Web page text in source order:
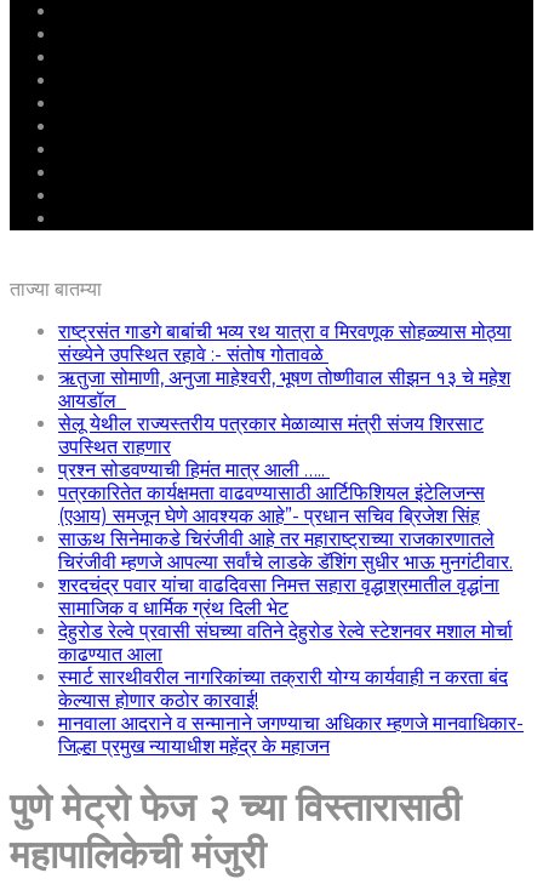
ताज्या बातम्या
राष्ट्रसंत गाडगे बाबांची भव्य रथ यात्रा व मिरवणूक सोहळ्यास मोठ्या
संख्येने उपस्थित रहावे :- संतोष गोतावळे
ऋतुजा सोमाणी, अनुजा माहेश्वरी, भूषण तोष्णीवाल सीझन १३ चे महेश
आयडॉल
सेलू येथील राज्यस्तरीय पत्रकार मेळाव्यास मंत्री संजय शिरसाट
उपस्थित राहणार
प्रश्न सोडवण्याची हिमंत मात्र आली …..
पत्रकारितेत कार्यक्षमता वाढवण्यासाठी आर्टिफिशियल इंटेलिजन्स
(एआय) समजून घेणे आवश्यक आहे”- प्रधान सचिव ब्रिजेश सिंह
साऊथ सिनेमाकडे चिरंजीवी आहे तर महाराष्ट्राच्या राजकारणातले
चिरंजीवी म्हणजे आपल्या सर्वांचे लाडके डॅशिंग सुधीर भाऊ मुनगंटीवार.
शरदचंद्र पवार यांचा वाढदिवसा निमत्त सहारा वृद्धाश्रमातील वृद्धांना
सामाजिक व धार्मिक ग्रंथ दिली भेट
देहुरोड रेल्वे प्रवासी संघच्या वतिने देहुरोड रेल्वे स्टेशनवर मशाल मोर्चा
काढण्यात आला
स्मार्ट सारथीवरील नागरिकांच्या तक्रारी योग्य कार्यवाही न करता बंद
केल्यास होणार कठोर कारवाई!
मानवाला आदराने व सन्मानाने जगण्याचा अधिकार म्हणजे मानवाधिकार-
जिल्हा प्रमुख न्यायाधीश महेंद्र के महाजन
पुणे मेट्रो फेज २ च्या विस्तारासाठी
महापालिकेची मंजुरी